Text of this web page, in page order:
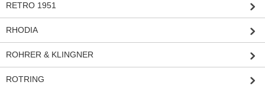
RETRO 1951
RHODIA
ROHRER & KLINGNER
ROTRING